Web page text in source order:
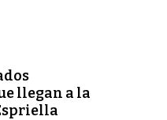
llegan a la